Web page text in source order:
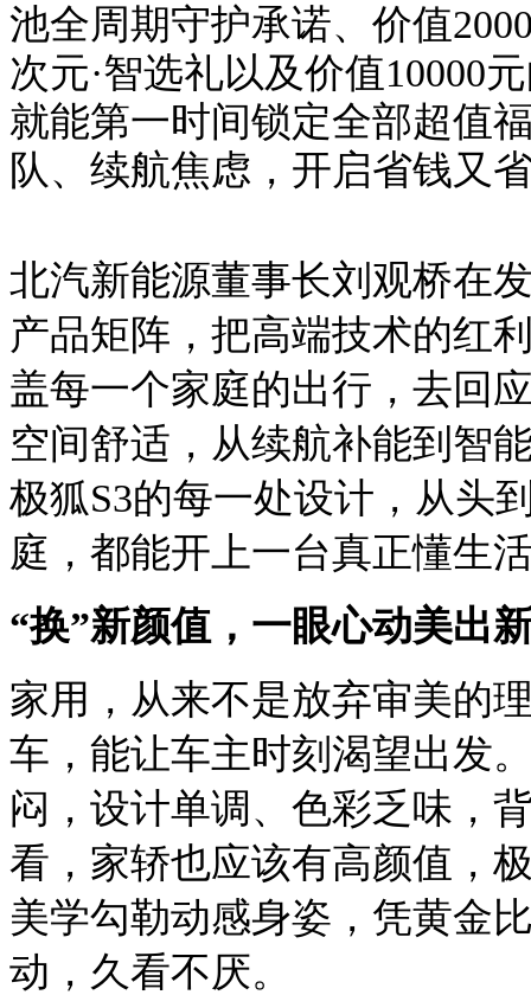
池全周期守护承诺、价值
次元·智选礼以及价值10000
就能第一时间锁定全部超值
队、续航焦虑，开启省钱又
北汽新能源董事长刘观桥在
产品矩阵 ，把高端技术的红
盖每一个家庭的出行，去回
空间舒适，从续航补能到智
极狐S3的每一处设计，从头
庭，都能开上一台真正懂生
“换”新颜值，一眼心动美出
家用，从来不是放弃审美的
车，能让车主时刻渴望出发
闷，设计单调、色彩乏味，
看，家轿也应该有高颜值，
美学勾勒动感身姿，凭黄金
动，久看不厌。